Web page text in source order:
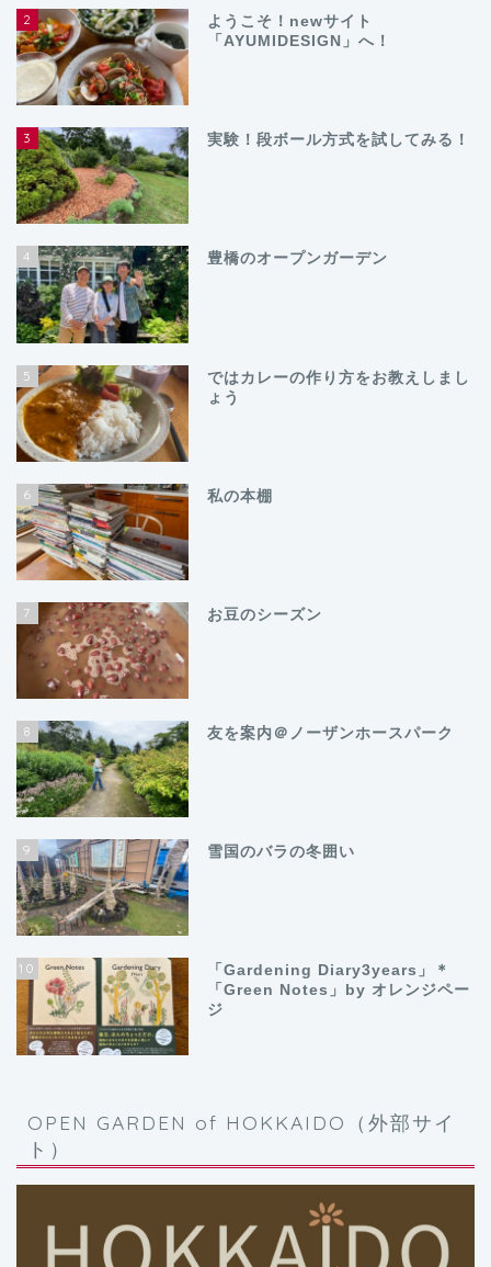
2
ようこそ！newサイト
「AYUMIDESIGN」へ！
3 実験！段ボール方式を試してみる！
4 豊橋のオープンガーデン
5
ではカレーの作り方をお教えしまし
ょう
6 私の本棚
7 お豆のシーズン
8 友を案内＠ノーザンホースパーク
9 雪国のバラの冬囲い
10
「Gardening Diary3years」＊
「Green Notes」by オレンジペー
ジ
OPEN GARDEN of HOKKAIDO（外部サイ
ト）